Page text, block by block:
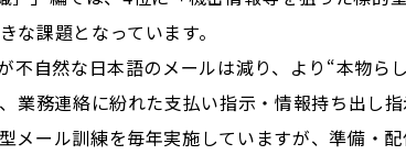
課題となっています。
不自然な日本語のメールは減り、より“本物
業務連絡に紛れた支払い指示・情報持ち出し
メール訓練を毎年実施していますが、準備・